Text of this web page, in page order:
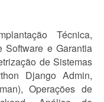
Técnica,
Software e Garantia
de Sistemas
Django Admin,
Operações de